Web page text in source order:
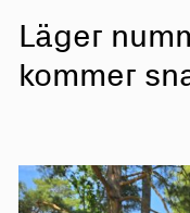
Läger
kommer